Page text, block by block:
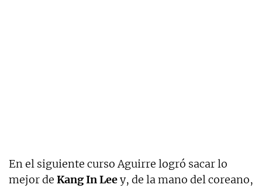
En el siguiente curso Aguirre logró sacar lo
mejor de Kang In Leey, de la mano del coreano,